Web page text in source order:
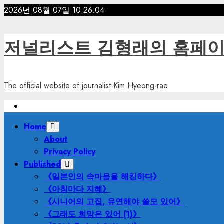
Skip
2026년 08월 07일 10:26:06
저널리스트 김형래의 홈페
The official website of journalist Kim Hyeong-rae
PrimaryHome
About
Privacy Policy
Published
《일본인의 속마음을 해킹하다》
《아침마다 지혜》
《시니어의 고집, 유연해야 쓸모 있어》
《그래도 희망은 있어 (1)》